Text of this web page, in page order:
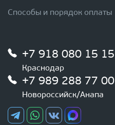
Способы и порядок оплаты
+7 918 080 15 15
Краснодар
+7 989 288 77 00
Новороссийск/Анапа